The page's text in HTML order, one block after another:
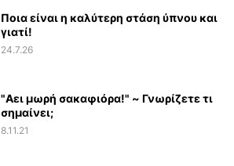
Ποια είναι η καλύτερη στάση ύπνου και
γιατί!
24.7.26
"Αει μωρή σακαφιόρα!" ~ Γνωρίζετε τι
σημαίνει;
8.11.21